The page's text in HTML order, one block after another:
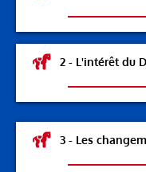
2 - L'intérêt du
3 - Les